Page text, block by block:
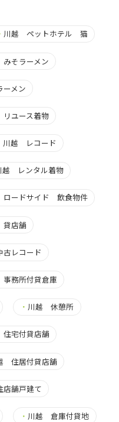
川越 ペットホテル 猫
そラーメン
メン
ユース着物
川越 レコード
越 レンタル着物
ードサイド 飲食物件
店舗
レコード
務所付貸倉庫
・ 川越 休憩所
宅付貸店舗
住居付貸店舗
舗戸建て
・ 川越 倉庫付貸地